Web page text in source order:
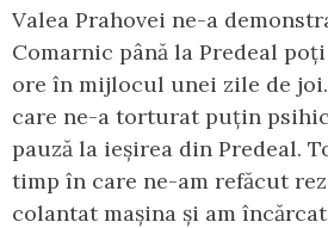
Valea Prahovei ne-a
Comarnic până la Predeal
ore în mijlocul unei zile de
care ne-a torturat puțin
pauză la ieșirea din Predeal.
timp în care ne-am refăcut
colantat mașina și am